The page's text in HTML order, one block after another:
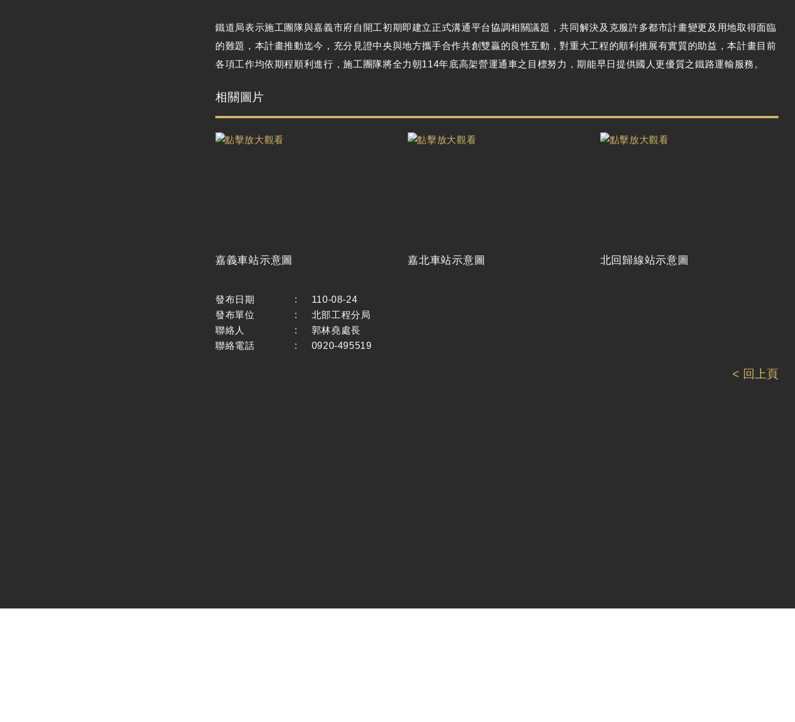
鐵道局表示施工團隊與嘉義市府自開工初期即建立正式溝通平台協調相關議題，共同解決及克服許多都市計畫變更及用地取得面臨
的難題，本計畫推動迄今，充分見證中央與地方攜手合作共創雙贏的良性互動，對重大工程的順利推展有實質的助益，本計畫目前
各項工作均依期程順利進行，施工團隊將全力朝114年底高架營運通車之目標努力，期能早日提供國人更優質之鐵路運輸服務。
相關圖片
嘉義車站示意圖 嘉北車站示意圖 北回歸線站示意圖
發布日期 :
110-08-24
發布單位
:
北部工程分局
聯絡人
:
郭林堯處長
聯絡電話
: 0920-495519
< 回上頁